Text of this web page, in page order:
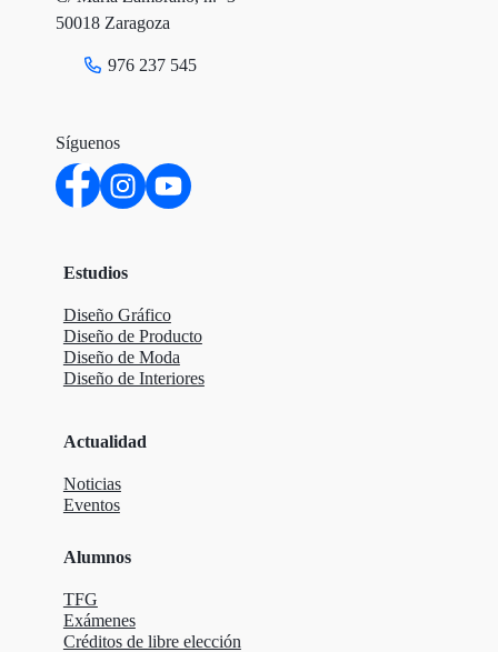
50018 Zaragoza
976 237 545
Síguenos
Estudios
Diseño Gráfico
Diseño de Producto
Diseño de Moda
Diseño de Interiores
Actualidad
Noticias
Eventos
Alumnos
TFG
Exámenes
Créditos de libre elección